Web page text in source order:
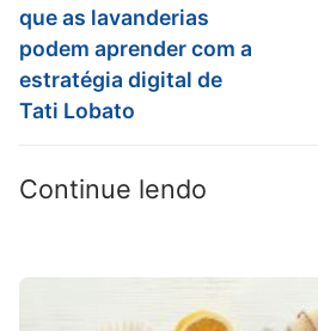
que as lavanderias
podem aprender com a
estratégia digital de
Tati Lobato
Continue lendo